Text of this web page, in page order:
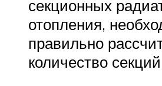
секционных
отопления,
правильно
количество